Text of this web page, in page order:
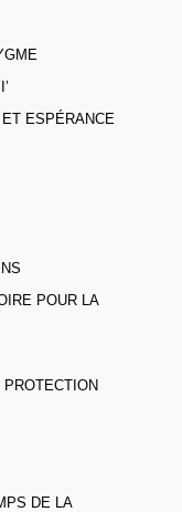
ESPÉRANCE
POUR LA
DE LA